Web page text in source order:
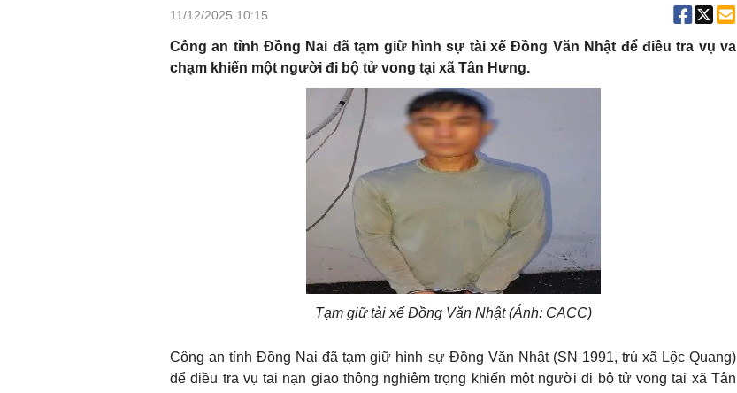
11/12/2025 10:15
Công an tỉnh Đồng Nai đã tạm giữ hình sự tài xế Đồng Văn Nhật để điều tra vụ va
chạm khiến một người đi bộ tử vong tại xã Tân Hưng.
Tạm giữ tài xế Đồng Văn Nhật (Ảnh: CACC)
Công an tỉnh Đồng Nai đã tạm giữ hình sự Đồng Văn Nhật (SN 1991, trú xã Lộc Quang)
để điều tra vụ tai nạn giao thông nghiêm trọng khiến một người đi bộ tử vong tại xã Tân